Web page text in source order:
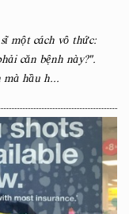
một cách vô thức:
căn bệnh này?".
mà hầu h...